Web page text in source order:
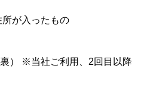
が入ったもの
） ※当社ご利用、2回目以降